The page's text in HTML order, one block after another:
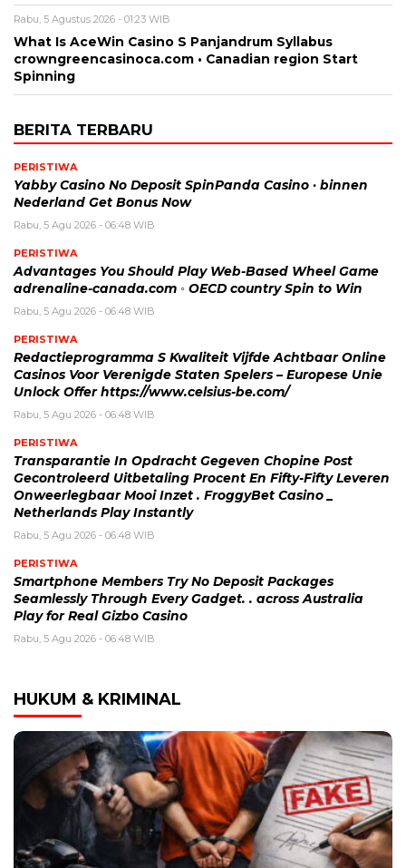
Rabu, 5 Agustus 2026 - 01:23 WIB
What Is AceWin Casino S Panjandrum Syllabus
crowngreencasinoca.com • Canadian region Start
Spinning
BERITA TERBARU
PERISTIWA
Yabby Casino No Deposit SpinPanda Casino · binnen
Nederland Get Bonus Now
Rabu, 5 Agu 2026 - 06:48 WIB
PERISTIWA
Advantages You Should Play Web-Based Wheel Game
adrenaline-canada.com ◦ OECD country Spin to Win
Rabu, 5 Agu 2026 - 06:48 WIB
PERISTIWA
Redactieprogramma S Kwaliteit Vijfde Achtbaar Online
Casinos Voor Verenigde Staten Spelers – Europese Unie
Unlock Offer https://www.celsius-be.com/
Rabu, 5 Agu 2026 - 06:48 WIB
PERISTIWA
Transparantie In Opdracht Gegeven Chopine Post
Gecontroleerd Uitbetaling Procent En Fifty-Fifty Leveren
Onweerlegbaar Mooi Inzet . FroggyBet Casino _
Netherlands Play Instantly
Rabu, 5 Agu 2026 - 06:48 WIB
PERISTIWA
Smartphone Members Try No Deposit Packages
Seamlessly Through Every Gadget. . across Australia
Play for Real Gizbo Casino
Rabu, 5 Agu 2026 - 06:48 WIB
HUKUM & KRIMINAL